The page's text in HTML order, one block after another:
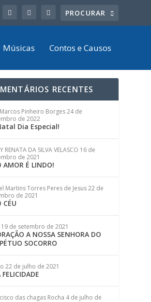
Músicas Contos e Causos
RECENTES
Pinheiro Borges24 de
de 2022
Dia Especial!
RENATA DA SILVA VELASCO 16 de
de 2021
AMOR É LINDO!
Martins Torres Peres de Jesus22 de
de 2021
CÉU
19 de setembro de 2021
A NOSSA SENHORA DO
SOCORRO
22 de julho de 2021
FELICIDADE
das chagas Rocha 4 de julho de